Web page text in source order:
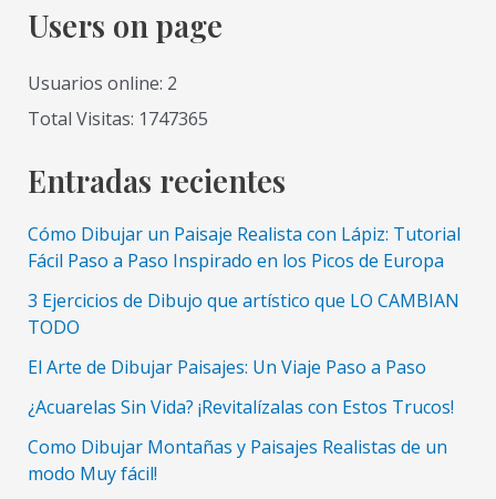
para
Sombrear
Bien
Dar
Como
unas
Manzanas
con
Lapiz
Users on page
Usuarios online: 2
Total Visitas: 1747365
Entradas recientes
Cómo Dibujar un Paisaje Realista con Lápiz: Tutorial
Fácil Paso a Paso Inspirado en los Picos de Europa
3 Ejercicios de Dibujo que artístico que LO CAMBIAN
TODO
El Arte de Dibujar Paisajes: Un Viaje Paso a Paso
¿Acuarelas Sin Vida? ¡Revitalízalas con Estos Trucos!
Como Dibujar Montañas y Paisajes Realistas de un
modo Muy fácil!